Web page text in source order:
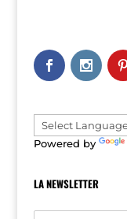
n
a
v
e
:Powered by
LA NEWSLETTER